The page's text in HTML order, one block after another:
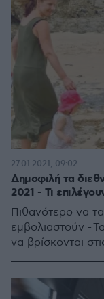
Δημοφιλή τα
2021 - Τι
Πιθανότερο να
εμβολιαστούν -
να βρίσκονται
27.01.2021, 09:02